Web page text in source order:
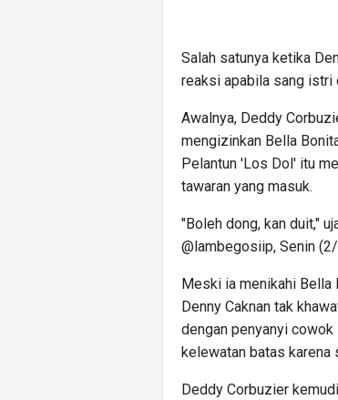
Salah satunya ketika
reaksi apabila sang istri
Awalnya, Deddy
mengizinkan Bella
Pelantun 'Los Dol' itu
tawaran yang masuk.
"Boleh dong, kan duit,"
@lambegosiip, Senin
Meski ia menikahi
Denny Caknan tak
dengan penyanyi cowok
kelewatan batas karena
Deddy Corbuzier